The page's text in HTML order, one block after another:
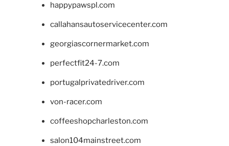
happypawspl.com
callahansautoservicecenter.com
georgiascornermarket.com
perfectfit24-7.com
portugalprivatedriver.com
von-racer.com
coffeeshopcharleston.com
salon104mainstreet.com